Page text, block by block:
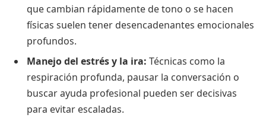
que cambian rápidamente de tono o se hacen
físicas suelen tener desencadenantes emocionales
profundos.
Manejo del estrés y la ira: Técnicas como la
respiración profunda, pausar la conversación o
buscar ayuda profesional pueden ser decisivas
para evitar escaladas.